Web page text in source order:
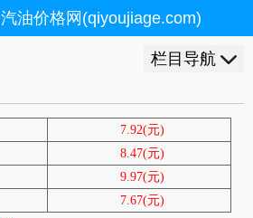
汽油价格网(qiyoujiage.com)
栏目导航
7.92(元)
8.47(元)
9.97(元)
7.67(元)